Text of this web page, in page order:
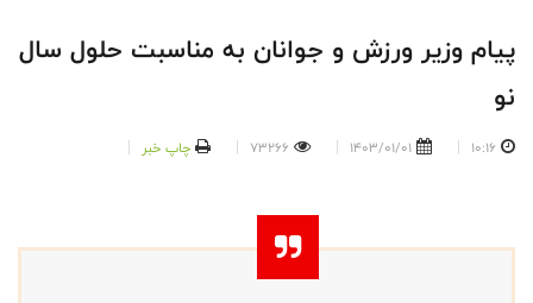
پیام وزیر ورزش و جوانان به مناسبت حلول سال
نو
10:16
1403/01/01
73266 چاپ خبر